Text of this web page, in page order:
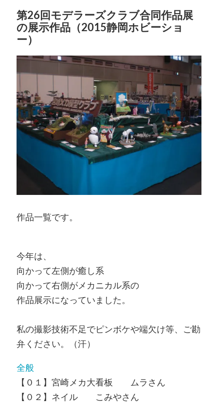
第26回モデラーズクラブ合同作品展
の展示作品（2015静岡ホビーショ
ー）
作品一覧です。
今年は、
向かって左側が癒し系
向かって右側がメカニカル系の
作品展示になっていました。
私の撮影技術不足でピンボケや端欠け等、ご勘
弁ください。（汗）
全般
【０１】宮崎メカ大看板 ムラさん
【０２】ネイル こみやさん